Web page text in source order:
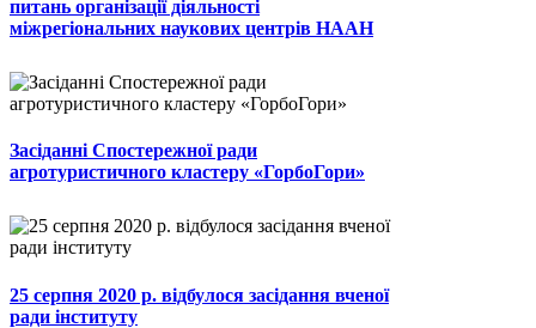
питань організації діяльності
міжрегіональних наукових центрів НААН
Засіданні Спостережної ради
агротуристичного кластеру «ГорбоГори»
25 серпня 2020 р. відбулося засідання вченої
ради інституту